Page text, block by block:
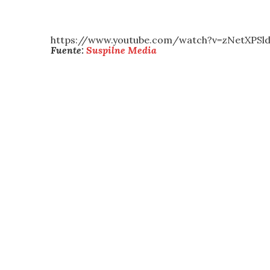
https://www.youtube.com/
Fuente: Suspilne Media